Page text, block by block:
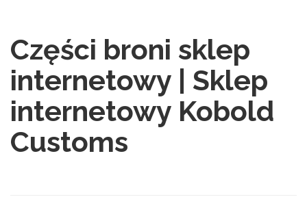
Części broni sklep
internetowy | Sklep
internetowy Kobold
Customs